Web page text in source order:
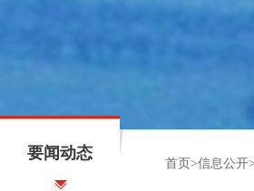
要闻动态
首页 >信息公开>